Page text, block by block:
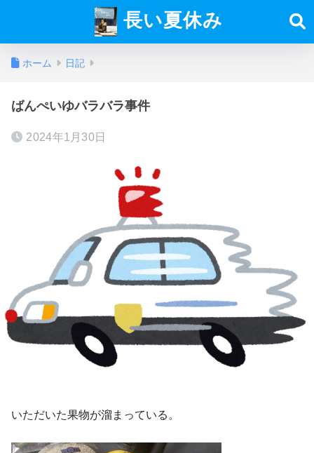
長い夏休み
ホーム 日記
ばんぺいゆバラバラ事件
2024年1月30日
いただいた果物が溜まっている。